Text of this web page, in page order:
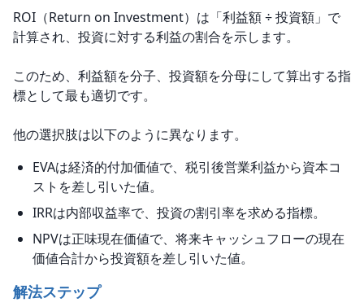
ROI（Return on Investment）は「利益額 ÷ 投資額」で
計算され、投資に対する利益の割合を示します。
このため、利益額を分子、投資額を分母にして算出する指
標として最も適切です。
他の選択肢は以下のように異なります。
EVAは経済的付加価値で、税引後営業利益から資本コ
ストを差し引いた値。
IRRは内部収益率で、投資の割引率を求める指標。
NPVは正味現在価値で、将来キャッシュフローの現在
価値合計から投資額を差し引いた値。
解法ステップ